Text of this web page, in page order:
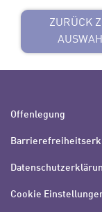
ZURÜCK
Offenlegung
Cookie